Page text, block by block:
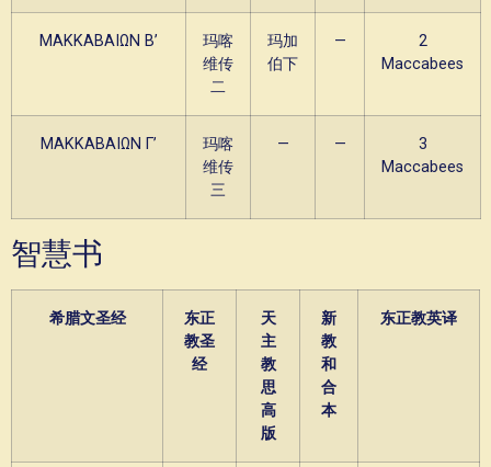
ΜΑΚΚΑΒΑΙΩΝ Β’
玛喀
维传
二
玛加
伯下
—
2
Maccabees
ΜΑΚΚΑΒΑΙΩΝ Γ’
玛喀
维传
三
— —
3
Maccabees
智慧书
希腊文圣经
东正
教圣
经
天
主
教
思
高
版
新
教
和
合
本
东正教英译